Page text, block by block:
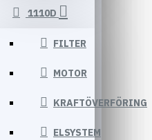
1110D
FILTER
MOTOR
KRAFTÖVERFÖRING
ELSYSTEM